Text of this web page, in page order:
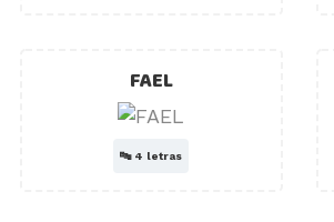
FAEL
🔤 4 letras